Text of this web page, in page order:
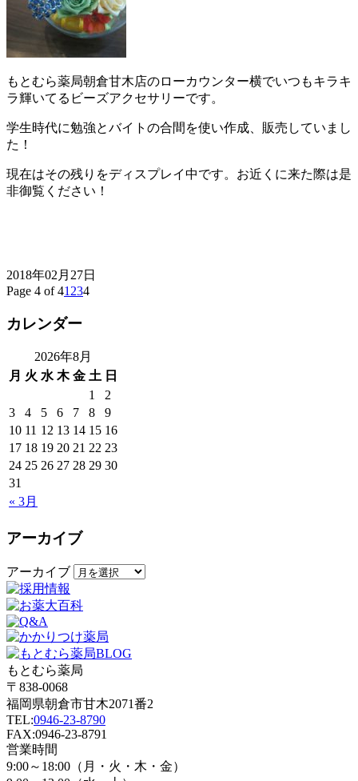
もとむら薬局朝倉甘木店のローカウンター横でいつもキラキ
ラ輝いてるビーズアクセサリーです。
学生時代に勉強とバイトの合間を使い作成、販売していまし
た！
現在はその残りをディスプレイ中です。お近くに来た際は是
非御覧ください！
2018年02月27日
Page 4 of 41 234
カレンダー
2026年8月
月 火 水 木 金 土 日
« 3月
1
2
3
4 5 6 7 8
9
10 11 12 13 14 15 16
17 18 19 20 21 22 23
24 25 26 27 28 29 30
31
アーカイブ
アーカイブ
もとむら薬局
〒838-0068
福岡県朝倉市甘木2071番2
TEL:0946-23-8790
FAX:0946-23-8791
営業時間
9:00～18:00（月・火・木・金）